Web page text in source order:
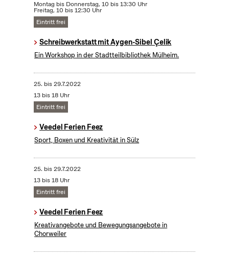
Montag bis Donnerstag, 10 bis 13:30 Uhr
Freitag, 10 bis 12:30 Uhr
Eintritt frei
Schreibwerkstatt mit Aygen-Sibel Çelik
Ein Workshop in der Stadtteilbibliothek Mülheim.
25. bis29.7.2022
13 bis 18 Uhr
Eintritt frei
Veedel Ferien Feez
Sport, Boxen und Kreativität in Sülz
25. bis29.7.2022
13 bis 18 Uhr
Eintritt frei
Veedel Ferien Feez
Kreativangebote und Bewegungsangebote in
Chorweiler